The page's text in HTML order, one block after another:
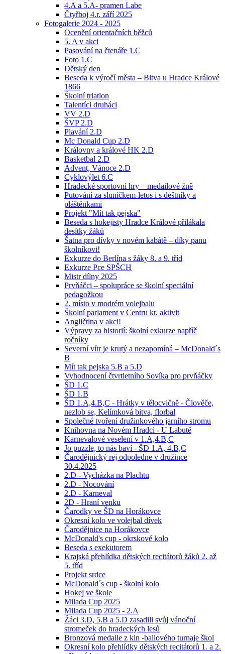
4.A a 5.A- pramen Labe
Čtyřboj 4.r. září 2025
Fotogalerie 2024 - 2025
Ocenění orientačních běžců
5. A v akci
Pasování na čtenáře 1.C
Foto 1.C
Dětský den
Beseda k výročí města – Bitva u Hradce Králové
1866
Školní triatlon
Talentíci druháci
VV 2.D
ŠVP 2.D
Plavání 2.D
Mc Donald Cup 2.D
Královny a králové HK 2.D
Basketbal 2.D
Advent, Vánoce 2.D
Cyklovýlet 6.C
Hradecké sportovní hry – medailové žně
Putování za sluníčkem-letos i s deštníky a
pláštěnkami
Projekt "Mít tak pejska"
Beseda s hokejisty Hradce Králové přilákala
desítky žáků
Šatna pro dívky v novém kabátě – díky panu
školníkovi!
Exkurze do Berlína s žáky 8. a 9. tříd
Exkurze Pce SPŠCH
Mistr dílny 2025
Prvňáčci – spolupráce se školní speciální
pedagožkou
2. místo v modrém volejbalu
Školní parlament v Centru kr. aktivit
Angličtina v akci!
Výpravy za historií: školní exkurze napříč
ročníky
Severní vítr je krutý a nezapomíná – McDonald´s
B
Mít tak pejska 5.B a 5.D
Vyhodnocení čtvrtletního Sovíka pro prvňáčky
ŠD 1.C
ŠD 1.B
ŠD 1.A,4.B,C - Hrátky v tělocvičně - Člověče,
nezlob se, Kelímková bitva, florbal
Společné tvoření družinkového jarního stromu
Knihovna na Novém Hradci - U Labutě
Karnevalové veselení v 1.A,4.B,C
Jo puzzle, to nás baví - ŠD 1.A, 4.B,C
Čarodějnický rej odpoledne v družince
30.4.2025
2.D - Vycházka na Plachtu
2.D - Nocování
2.D - Karneval
2D - Hraní venku
Čarodky ve ŠD na Horákovce
Okresní kolo ve volejbal dívek
Čarodějnice na Horákovce
McDonald's cup - okrskové kolo
Beseda s exekutorem
Krajská přehlídka dětských recitátorů žáků 2. až
5. tříd
Projekt srdce
McDonald´s cup - školní kolo
Hokej ve škole
Milada Cup 2025
Milada Cup 2025 - 2.A
Žáci 3.D, 5.B a 5.D zasadili svůj vánoční
stromeček do hradeckých lesů
Bronzová medaile z kin -ballového turnaje škol
Okresní kolo přehlídky dětských recitátorů 1. a 2.